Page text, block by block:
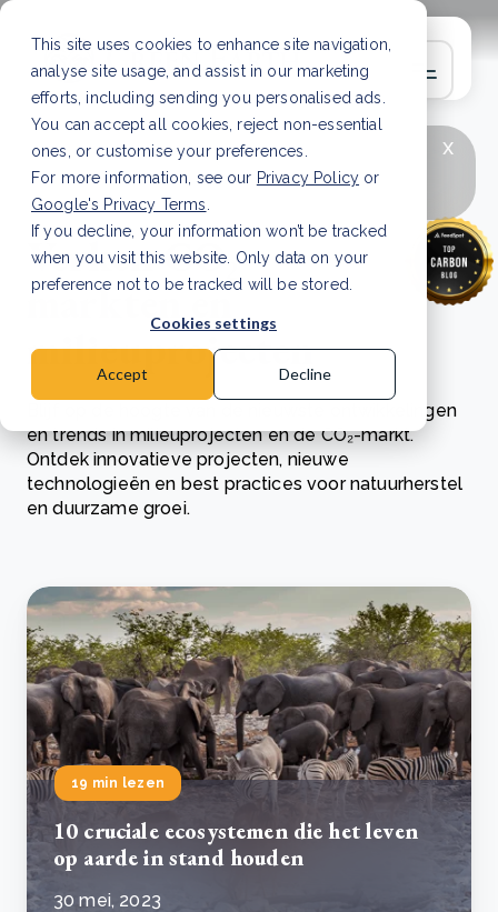
This site uses cookies to enhance site navigation,
analyse site usage, and assist in our marketing
efforts, including sending you personalised ads.
You can accept all cookies, reject non-essential
ones, or customise your preferences.
For more information, see our Privacy Policy or
Google's Privacy Terms
If you decline, your information won’t be tracked
when you visit this website. Only data on your
preference not to be tracked will be stored.
Cookies settings
Accept Decline
x
LAATSTE ARTIKEL
CSRD en uw positie als
leverancier: wat verandert er in 2026?Lees
artikel
Verken CO₂-
markten en
milieuprojecten
Blijf op de hoogte van de nieuwste ontwikkelingen
en trends in milieuprojecten en de CO₂-markt.
Ontdek innovatieve projecten, nieuwe
technologieën en best practices voor natuurherstel
en duurzame groei.
19 min lezen
10 cruciale ecosystemen die het leven
op aarde in stand houden
30 mei, 2023